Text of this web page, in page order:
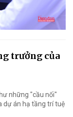
trưởng của
những "cầu nối"
dự án hạ tầng trí tuệ